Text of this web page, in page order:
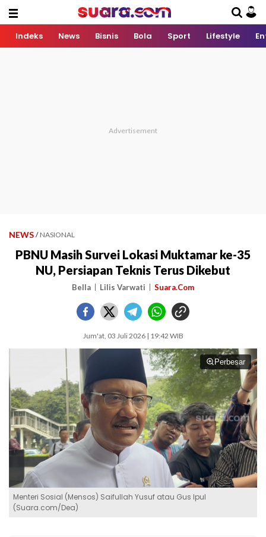
Indeks News Bisnis Bola Sport Lifestyle
NEWS / NASIONAL
PBNU Masih Survei Lokasi Muktamar ke-35
NU, Persiapan Teknis Terus Dikebut
Bella Lilis Varwati Suara.Com
Jum'at, 03 Juli 2026 | 19:42 WIB
Perbesar
Menteri Sosial (Mensos) Saifullah Yusuf atau Gus Ipul
(Suara.com/Dea)